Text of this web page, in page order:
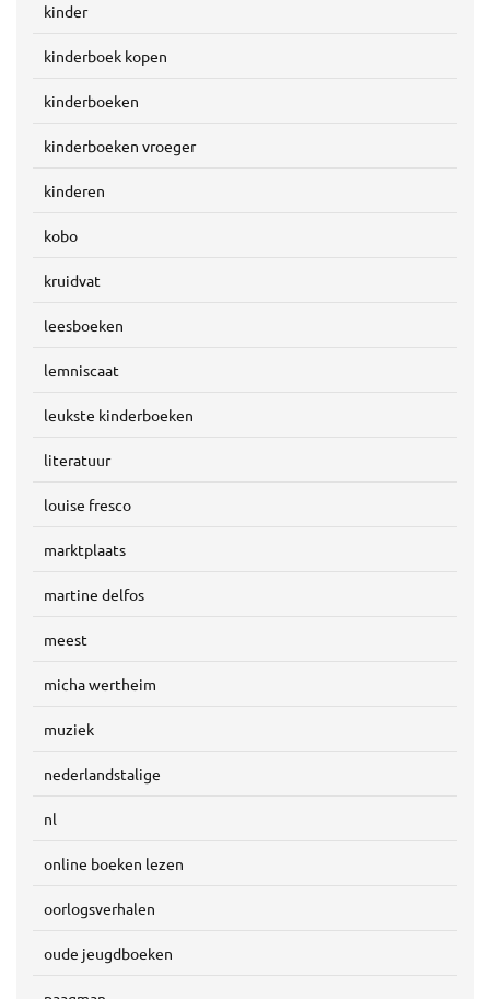
kinder
kinderboek kopen
kinderboeken
kinderboeken vroeger
kinderen
kobo
kruidvat
leesboeken
lemniscaat
leukste kinderboeken
literatuur
louise fresco
marktplaats
martine delfos
meest
micha wertheim
muziek
nederlandstalige
nl
online boeken lezen
oorlogsverhalen
oude jeugdboeken